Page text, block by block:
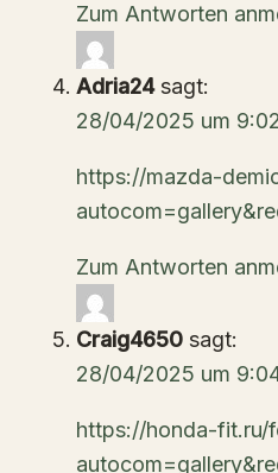
Zum Antworten
Adria24 sagt:
28/04/2025 um
https://mazda-
Zum Antworten
Craig4650 sagt:
28/04/2025 um
https://honda-fit.ru/